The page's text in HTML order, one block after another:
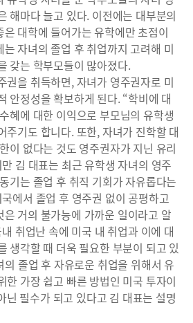
해마다 늘고 있다. 이전에는 대부분의
대학에 들어가는 유학에만 초점이
자녀의 졸업 후 취업까지 고려해 미
갖는 학부모들이 많아졌다.
권을 취득하면, 자녀가 영주권자로 미
안정성을 확보하게 된다. “학비에 대
혜에 대한 이익으로 부모님의 유학생
주기도 합니다. 또한, 자녀가 진학할 대
이 없다는 것도 영주권자가 지닌 유리
김 대표는 최근 유학생 자녀의 영주
기는 졸업 후 취직 기회가 자유롭다는
에서 졸업 후 영주권 없이 공평하고
거의 불가능에 가까운 일이라고 알
취업난 속에 미국 내 취업과 이에 대
생각할 때 더욱 필요한 부분이 되고 있
졸업 후 자유로운 취업을 위해서 유
한 가장 쉽고 빠른 방법인 미국 투자이
닌 필수가 되고 있다고 김 대표는 설명